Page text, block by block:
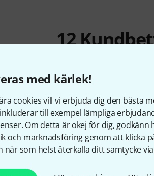
med kärlek!
cookies vill vi erbjuda dig den bästa
till exempel lämpliga
Om detta är okej för dig,
och marknadsföring genom att klicka
när som helst återkalla ditt samtycke
12
3.9/ 5